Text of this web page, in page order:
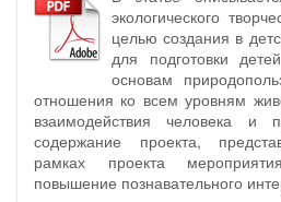
экологического
целью создания в
для подготовки
основам
отношения ко всем уровням
взаимодействия человека и
содержание проекта,
рамках проекта
повышение познавательного